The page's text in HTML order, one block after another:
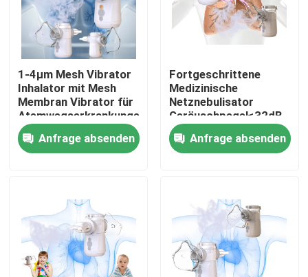
Haus
Produkte
Fabrik-Ausflug
Qualitätskontrolle
1-4μm Mesh Vibrator
Inhalator mit Mesh
Membran Vibrator für
Atemwegserkrankungen
Anfrage absenden
Fortgeschrittene
Medizinische
Netznebulisator
Geräuschpegel≤32dB
Feinpartikel Inhalator
Keine Rückstände
Anfrage absenden